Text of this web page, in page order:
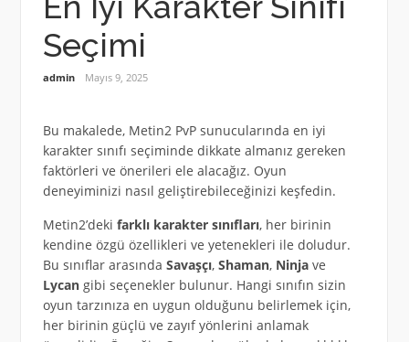
Seçimi
admin Mayıs 9, 2025
Bu makalede, Metin2 PvP sunucularında en iyi
karakter sınıfı seçiminde dikkate almanız gereken
faktörleri ve önerileri ele alacağız. Oyun
deneyiminizi nasıl geliştirebileceğinizi keşfedin.
Metin2’deki farklı karakter sınıfları, her birinin
kendine özgü özellikleri ve yetenekleri ile doludur.
Bu sınıflar arasında Savaşçı, Shaman, Ninjave
Lycangibi seçenekler bulunur. Hangi sınıfın sizin
oyun tarzınıza en uygun olduğunu belirlemek için,
her birinin güçlü ve zayıf yönlerini anlamak